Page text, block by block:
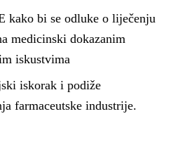
kako bi se odluke o liječenju
medicinski dokazanim
iskustvima
iskorak i podiže
farmaceutske industrije.